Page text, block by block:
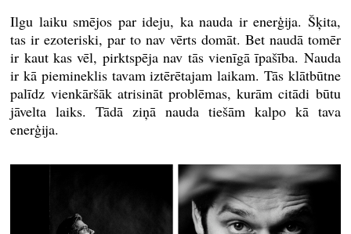
Ilgu laiku smējos par ideju, ka nauda ir enerģija. Šķita,
tas ir ezoteriski, par to nav vērts domāt. Bet naudā tomēr
ir kaut kas vēl, pirktspēja nav tās vienīgā īpašība. Nauda
ir kā piemineklis tavam iztērētajam laikam. Tās klātbūtne
palīdz vienkāršāk atrisināt problēmas, kurām citādi būtu
jāvelta laiks. Tādā ziņā nauda tiešām kalpo kā tava
enerģija.